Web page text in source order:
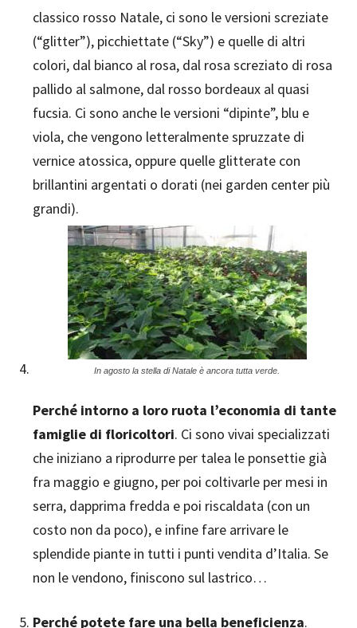
classico rosso Natale, ci sono le versioni screziate
(“glitter”), picchiettate (“Sky”) e quelle di altri
colori, dal bianco al rosa, dal rosa screziato di rosa
pallido al salmone, dal rosso bordeaux al quasi
fucsia. Ci sono anche le versioni “dipinte”, blu e
viola, che vengono letteralmente spruzzate di
vernice atossica, oppure quelle glitterate con
brillantini argentati o dorati (nei garden center più
grandi).
In agosto la stella di Natale è ancora tutta verde.
Perché intorno a loro ruota l’economia di tante
famiglie di floricoltori. Ci sono vivai specializzati
che iniziano a riprodurre per talea le ponsettie già
fra maggio e giugno, per poi coltivarle per mesi in
serra, dapprima fredda e poi riscaldata (con un
costo non da poco), e infine fare arrivare le
splendide piante in tutti i punti vendita d’Italia. Se
non le vendono, finiscono sul lastrico…
Perché potete fare una bella beneficienza.